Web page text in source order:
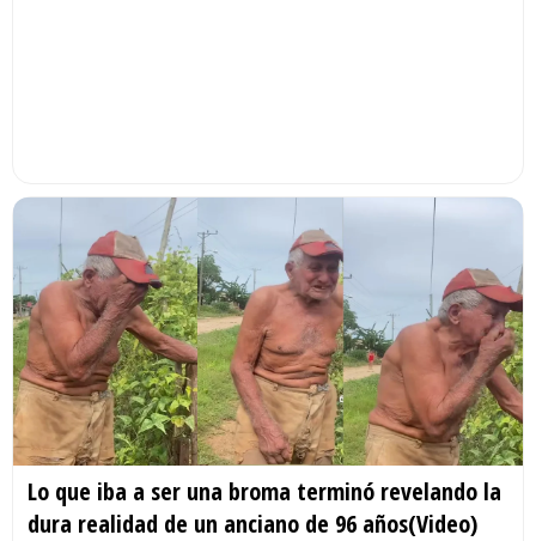
Lo que iba a ser una broma terminó revelando la
dura realidad de un anciano de 96 años(Video)